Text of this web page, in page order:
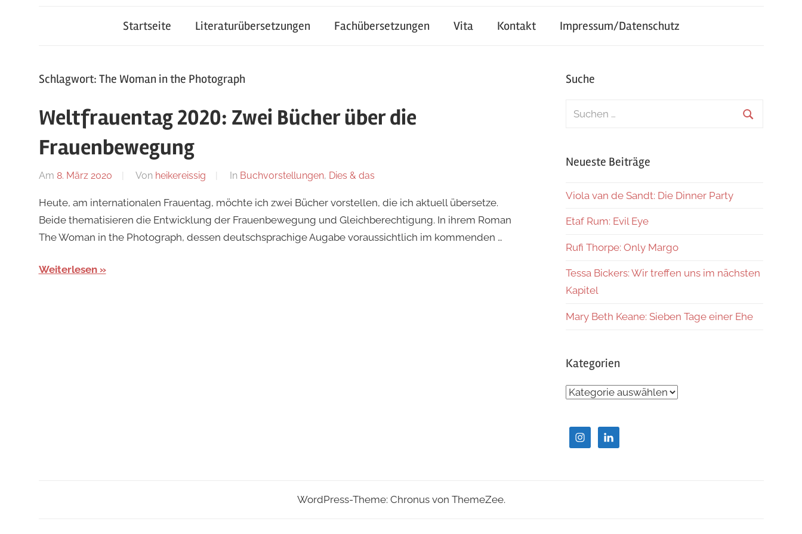
Startseite Literaturübersetzungen Fachübersetzungen Vita Kontakt Impressum/Datenschutz
Schlagwort: The Woman in the Photograph
Weltfrauentag 2020: Zwei Bücher über die
Frauenbewegung
Am 8. März 2020 Von heikereissig In Buchvorstellungen, Dies & das
Heute, am internationalen Frauentag, möchte ich zwei Bücher vorstellen, die ich aktuell übersetze.
Beide thematisieren die Entwicklung der Frauenbewegung und Gleichberechtigung. In ihrem Roman
The Woman in the Photograph, dessen deutschsprachige Augabe voraussichtlich im kommenden …
Weiterlesen
Suche
Suchen
Neueste Beiträge
Viola van de Sandt: Die Dinner Party
Etaf Rum: Evil Eye
Rufi Thorpe: Only Margo
Tessa Bickers: Wir treffen uns im nächsten
Kapitel
Mary Beth Keane: Sieben Tage einer Ehe
Kategorien
Kategorien
WordPress-Theme: Chronus von ThemeZee.